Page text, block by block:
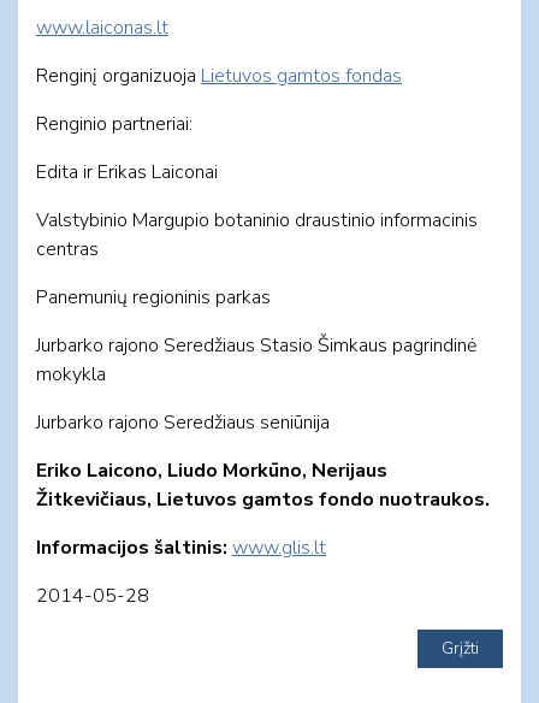
www.laiconas.lt
Renginį organizuoja Lietuvos gamtos fondas
Renginio partneriai:
Edita ir Erikas Laiconai
Valstybinio Margupio botaninio draustinio informacinis
centras
Panemunių regioninis parkas
Jurbarko rajono Seredžiaus Stasio Šimkaus pagrindinė
mokykla
Jurbarko rajono Seredžiaus seniūnija
Eriko Laicono, Liudo Morkūno, Nerijaus
Žitkevičiaus, Lietuvos gamtos fondo nuotraukos.
Informacijos šaltinis: www.glis.lt
2014-05-28